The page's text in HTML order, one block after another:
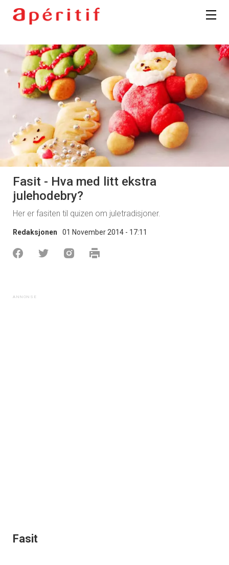
Fasit - Hva med litt ekstra
julehodebry?
Her er fasiten til quizen om juletradisjoner.
Redaksjonen 01 November 2014 - 17:11
Fasit